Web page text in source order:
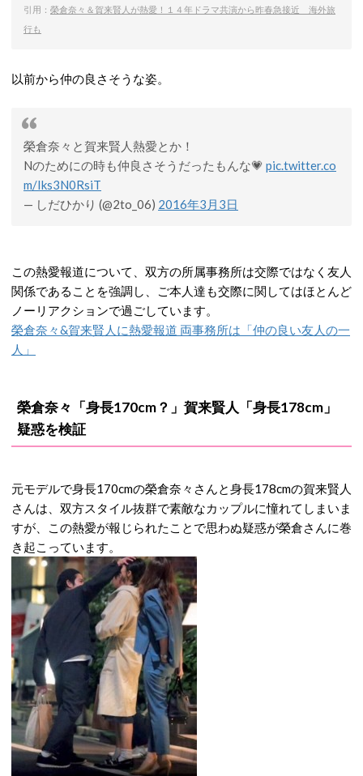
引用： 榮倉奈々＆賀来賢人が熱愛！１４年ドラマ共演から昨春急接近 海外旅
行も
以前から仲の良さそうな姿。
榮倉奈々と賀来賢人熱愛とか！
Nのためにの時も仲良さそうだったもんな💗 pic.twitter.co
m/Iks3N0RsiT
— しだひかり (@2to_06) 2016年3月3日
この熱愛報道について、双方の所属事務所は交際ではなく友人
関係であることを強調し、ご本人達も交際に関してはほとんど
ノーリアクションで過ごしています。
榮倉奈々&賀来賢人に熱愛報道 両事務所は「仲の良い友人の一
人」
榮倉奈々「身長170cm？」賀来賢人「身長178cm」
疑惑を検証
元モデルで身長170cmの榮倉奈々さんと身長178cmの賀来賢人
さんは、双方スタイル抜群で素敵なカップルに憧れてしまいま
すが、この熱愛が報じられたことで思わぬ疑惑が榮倉さんに巻
き起こっています。